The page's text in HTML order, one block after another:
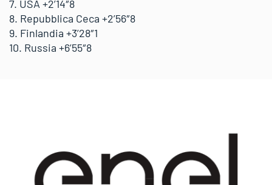
7. USA +2’14″8
8. Repubblica Ceca +2’56″8
9. Finlandia +3’28″1
10. Russia +6’55″8